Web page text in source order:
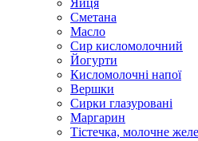
Яйця
Сметана
Масло
Сир кисломолочний
Йогурти
Кисломолочні напої
Вершки
Сирки глазуровані
Маргарин
Тістечка, молочне желе